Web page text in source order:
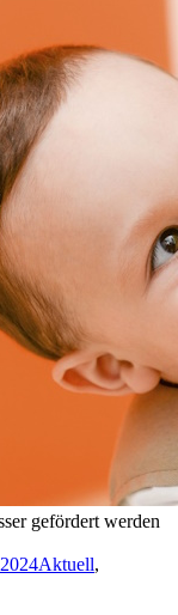
gefördert werden
Aktuell,